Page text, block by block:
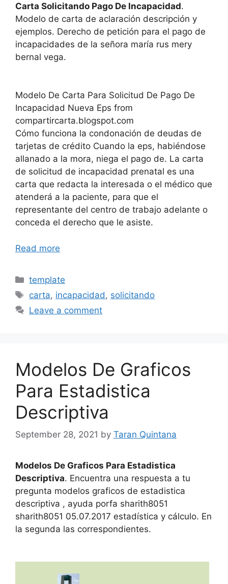
Carta Solicitando Pago De Incapacidad.
Modelo de carta de aclaración descripción y
ejemplos. Derecho de petición para el pago de
incapacidades de la señora maría rus mery
bernal vega.
Modelo De Carta Para Solicitud De Pago De
Incapacidad Nueva Eps from
compartircarta.blogspot.com
Cómo funciona la condonación de deudas de
tarjetas de crédito Cuando la eps, habiéndose
allanado a la mora, niega el pago de. La carta
de solicitud de incapacidad prenatal es una
carta que redacta la interesada o el médico que
atenderá a la paciente, para que el
representante del centro de trabajo adelante o
conceda el derecho que le asiste.
Read more
Categories
template
Tags
carta, incapacidad , solicitando
Leave a comment
Modelos De Graficos
Para Estadistica
Descriptiva
September 28, 2021 by Taran Quintana
Modelos De Graficos Para Estadistica
Descriptiva. Encuentra una respuesta a tu
pregunta modelos graficos de estadistica
descriptiva , ayuda porfa sharith8051
sharith8051 05.07.2017 estadística y cálculo. En
la segunda las correspondientes.